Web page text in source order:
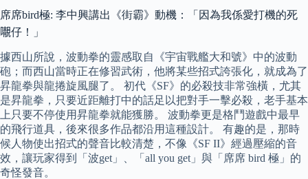
席席bird極: 李中興講出《街霸》動機：「因為我係愛打機的死
𡃁仔！」
據西山所說，波動拳的靈感取自《宇宙戰艦大和號》中的波動
砲；而西山當時正在修習武術，他將某些招式誇張化，就成為了
昇龍拳與龍捲旋風腿了。 初代《SF》的必殺技非常強橫，尤其
是昇龍拳，只要近距離打中的話足以把對手一擊必殺，老手基本
上只要不停使用昇龍拳就能獲勝。 波動拳更是格鬥遊戲中最早
的飛行道具，後來很多作品都沿用這種設計。 有趣的是，那時
候人物使出招式的聲音比較清楚，不像《SF II》經過壓縮的音
效，讓玩家得到「波get」、「all you get」與「席席 bird 極」的
奇怪發音。